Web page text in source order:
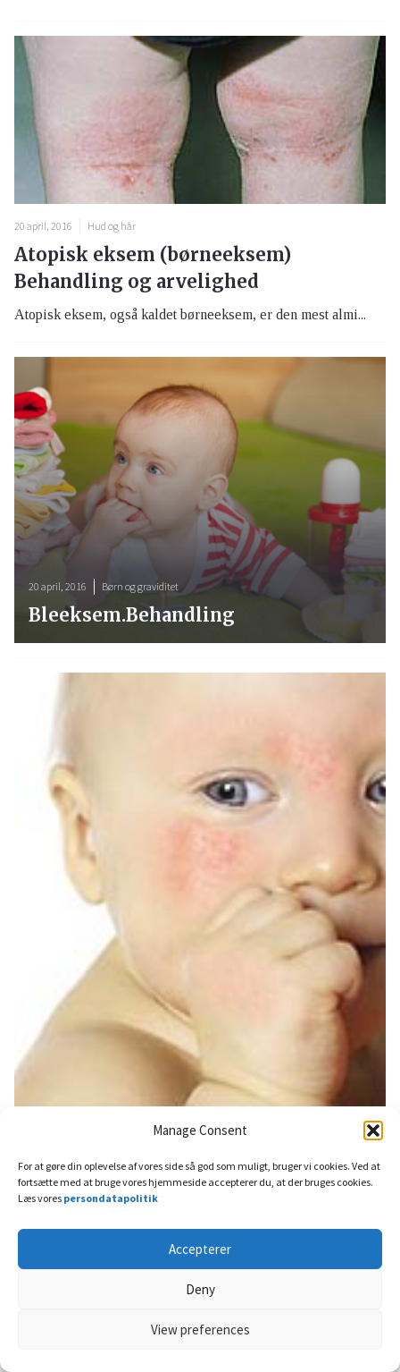
Manage Consent
For at gøre din oplevelse af vores side så god som muligt, bruger vi cookies. Ved at
fortsætte med at bruge vores hjemmeside accepterer du, at der bruges cookies.
Læs vores persondatapolitik
Accepterer
Deny
View preferences
20 april, 2016 Hud og hår
Atopisk eksem (børneeksem)
Behandling og arvelighed
Atopisk eksem, også kaldet børneeksem, er den mest almi...
20 april, 2016 Børn og graviditet
Bleeksem.Behandling
Børneeksem. Behandling og
kortisonbehandling